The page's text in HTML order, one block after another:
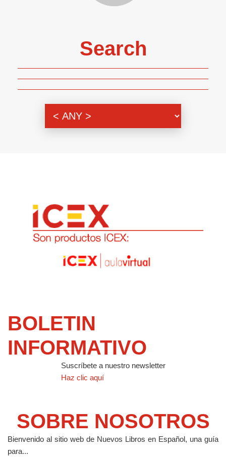
Search
BOLETIN
INFORMATIVO
Suscríbete a nuestro newsletter
Haz clic aquí
SOBRE NOSOTROS
Bienvenido al sitio web de Nuevos Libros en Español, una guía
para...